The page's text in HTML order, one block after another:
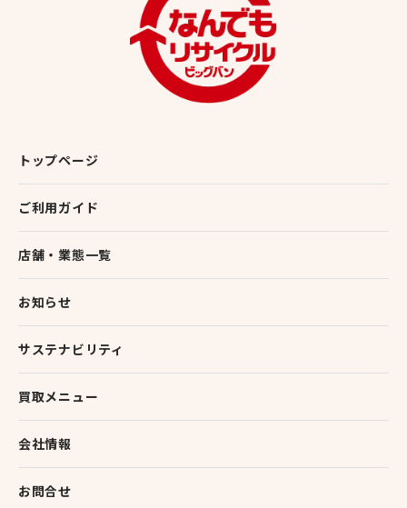
トップページ
ご利用ガイド
店舗・業態一覧
お知らせ
サステナビリティ
買取メニュー
会社情報
お問合せ